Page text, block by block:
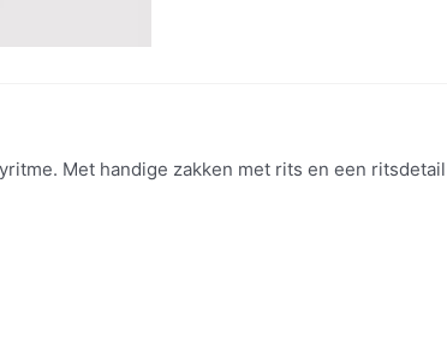
Met handige zakken met rits en een